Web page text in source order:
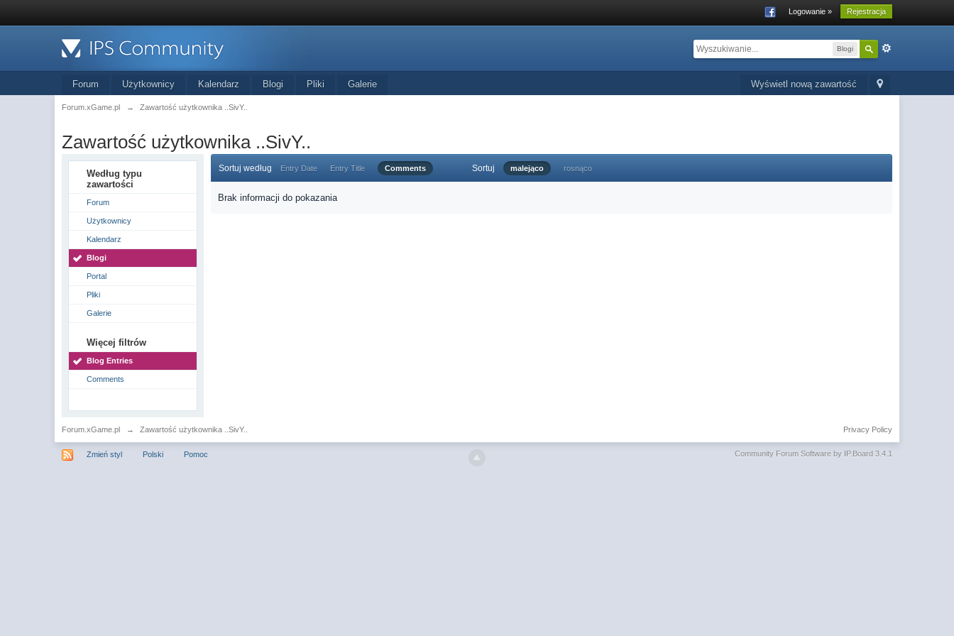
Logowanie » Rejestracja
Blogi
Wyświetl nową zawartość
Forum Użytkownicy Kalendarz Blogi Pliki Galerie
Forum.xGame.pl → Zawartość użytkownika ..SivY..
Zawartość użytkownika ..SivY..
Według typu
zawartości
Forum
Użytkownicy
Kalendarz
Blogi
Portal
Pliki
Galerie
Więcej filtrów
Blog Entries
Comments
Sortuj według Entry Date Entry Title Comments Sortuj malejąco rosnąco
Brak informacji do pokazania
Forum.xGame.pl → Zawartość użytkownika ..SivY.. Privacy Policy
Zmień styl Polski Pomoc Community Forum Software by IP.Board 3.4.1